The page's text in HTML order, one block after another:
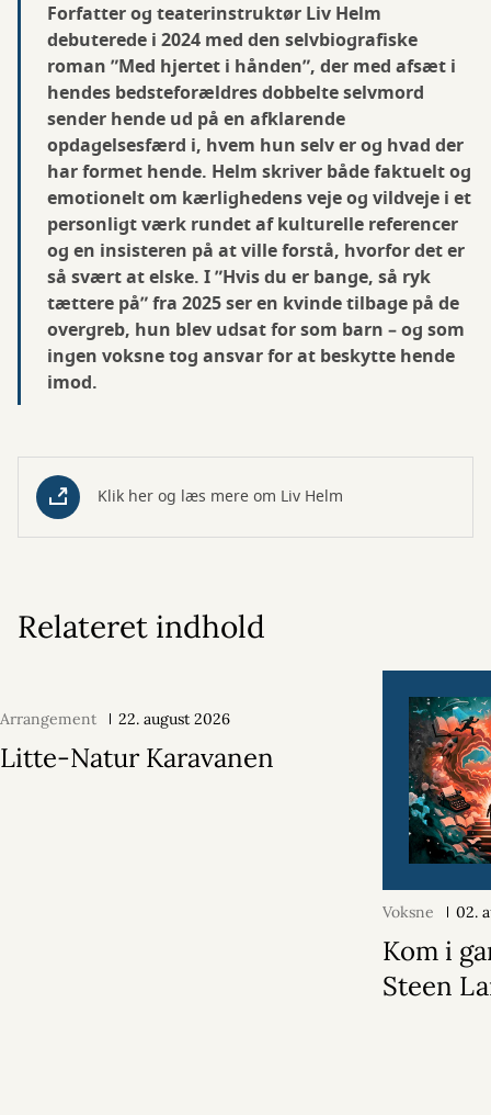
Forfatter og teaterinstruktør Liv Helm
debuterede i 2024 med den selvbiografiske
roman ”Med hjertet i hånden”, der med afsæt i
hendes bedsteforældres dobbelte selvmord
sender hende ud på en afklarende
opdagelsesfærd i, hvem hun selv er og hvad der
har formet hende. Helm skriver både faktuelt og
emotionelt om kærlighedens veje og vildveje i et
personligt værk rundet af kulturelle referencer
og en insisteren på at ville forstå, hvorfor det er
så svært at elske. I ”Hvis du er bange, så ryk
tættere på” fra 2025 ser en kvinde tilbage på de
overgreb, hun blev udsat for som barn – og som
ingen voksne tog ansvar for at beskytte hende
imod.
Klik her og læs mere om Liv Helm
Relateret indhold
Arrangement 22. august 2026
Litte-Natur Karavanen
Voksne 02.
Kom i
Steen